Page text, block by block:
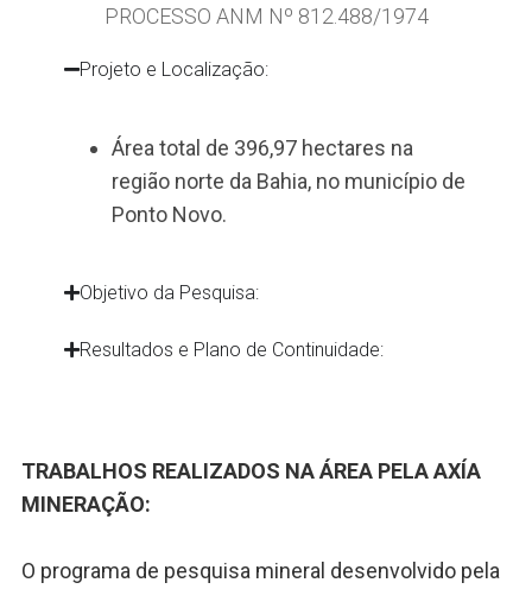
PROCESSO ANM Nº 812.488/1974
Projeto e Localização:
Área total de 396,97 hectares na
região norte da Bahia, no município de
Ponto Novo.
Objetivo da Pesquisa:
Resultados e Plano de Continuidade:
TRABALHOS REALIZADOS NA ÁREA PELA AXÍA
MINERAÇÃO:
O programa de pesquisa mineral desenvolvido pela